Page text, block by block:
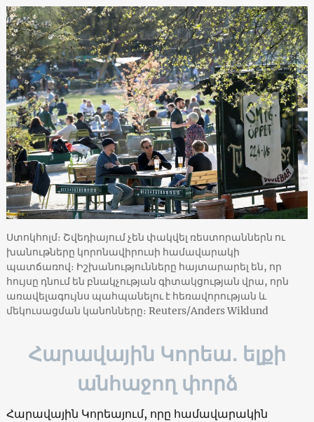
Ստոկհոլմ։ Շվեդիայում չեն փակվել ռեստորաններն ու
խանութները կորոնավիրուսի համավարակի
պատճառով։ Իշխանությունները հայտարարել են, որ
հույսը դնում են բնակչության գիտակցության վրա, որն
առավելագույնս պահպանելու է հեռավորության և
մեկուսացման կանոնները։ Reuters/Anders Wiklund
Հարավային Կորեա․ ելքի
անհաջող փորձ
Հարավային Կորեայում, որը համավարակին